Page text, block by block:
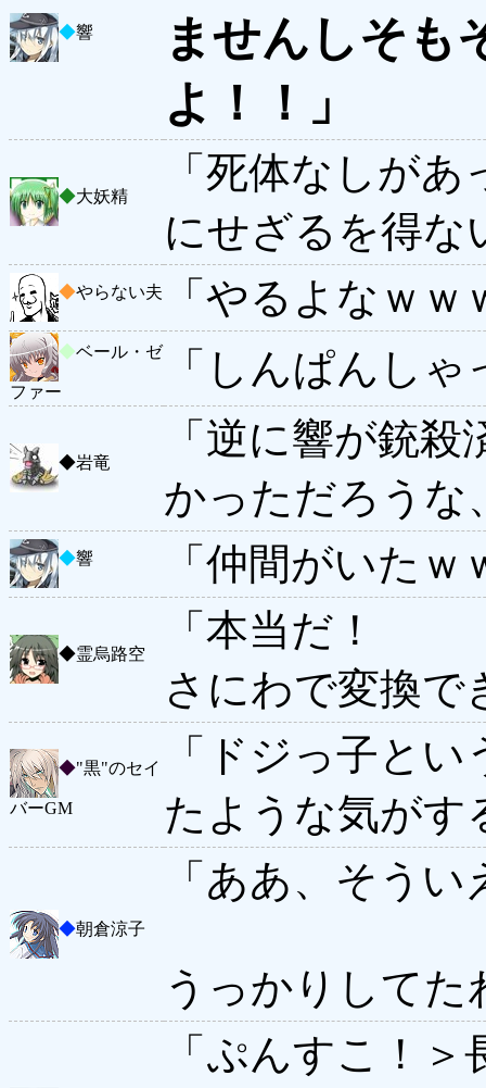
◆響
ませんしそも
よ！！」
◆大妖精
「死体なしが
にせざるを得な
◆やらない夫 「やるよなｗ
◆ベール・ゼ
ファー
「しんぱんし
◆岩竜
「逆に響が銃
かっただろうな
◆響 「仲間がいた
◆霊烏路空
「本当だ！
さにわで変換で
◆"黒"のセイ
バーGM
「ドジっ子と
たような気がす
◆朝倉涼子
「ああ、そう
うっかりしてた
「ぷんすこ！＞